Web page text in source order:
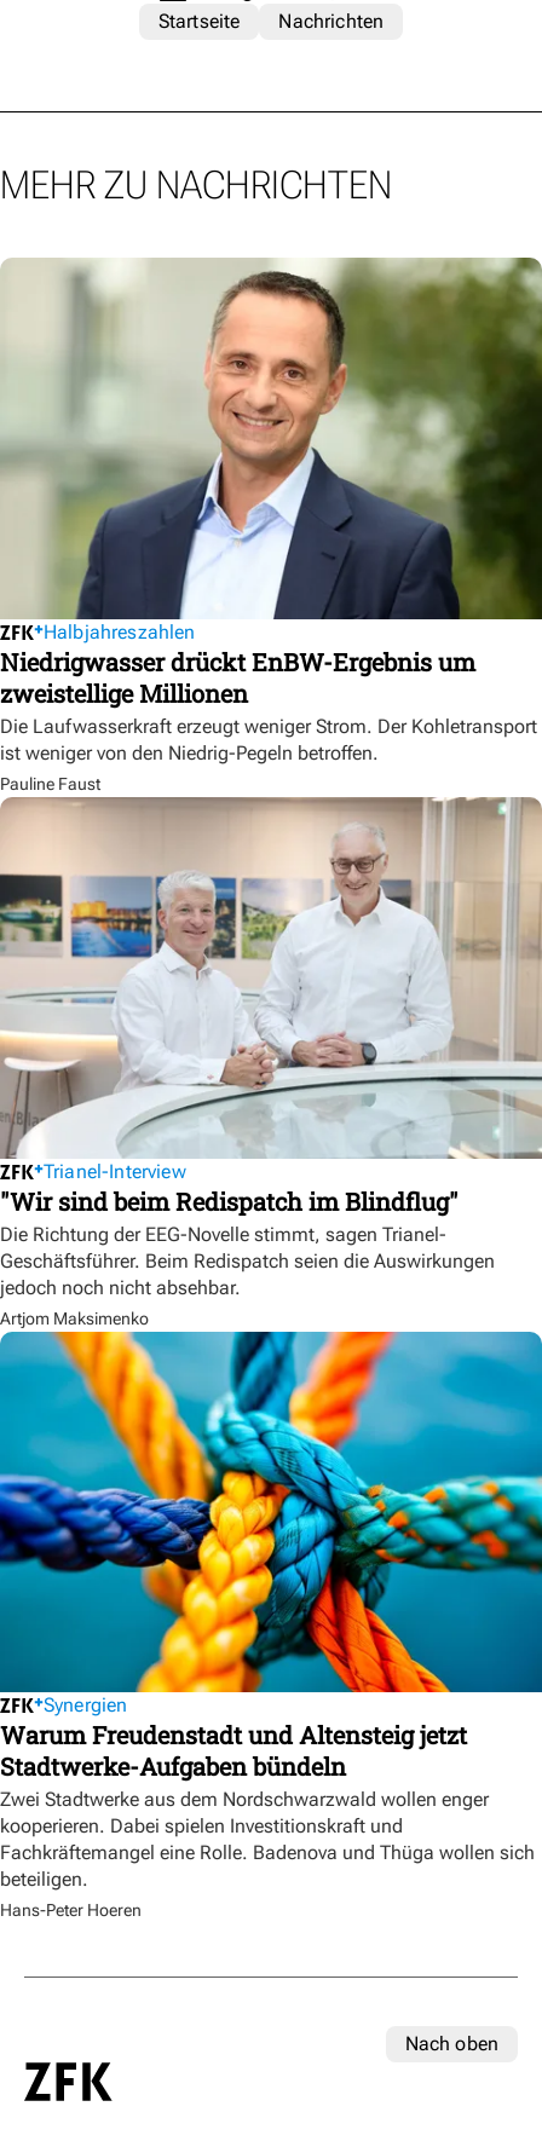
Startseite
Nachrichten
MEHR ZU NACHRICHTEN
Halbjahreszahlen
Niedrigwasser drückt EnBW-Ergebnis um
zweistellige Millionen
Die Laufwasserkraft erzeugt weniger Strom. Der Kohletransport
ist weniger von den Niedrig-Pegeln betroffen.
Pauline Faust
Trianel-Interview
"Wir sind beim Redispatch im Blindflug"
Die Richtung der EEG-Novelle stimmt, sagen Trianel-
Geschäftsführer. Beim Redispatch seien die Auswirkungen
jedoch noch nicht absehbar.
Artjom Maksimenko
Synergien
Warum Freudenstadt und Altensteig jetzt
Stadtwerke-Aufgaben bündeln
Zwei Stadtwerke aus dem Nordschwarzwald wollen enger
kooperieren. Dabei spielen Investitionskraft und
Fachkräftemangel eine Rolle. Badenova und Thüga wollen sich
beteiligen.
Hans-Peter Hoeren
Nach oben